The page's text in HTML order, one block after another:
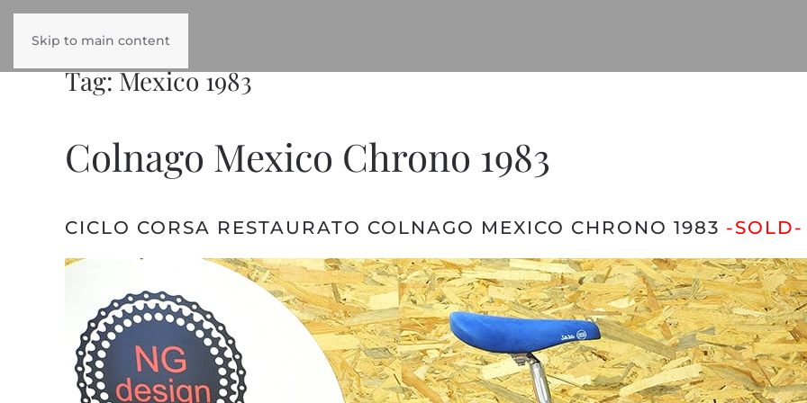
Skip to main content
Tag:Mexico 1983
Colnago Mexico Chrono 1983
CICLO CORSA RESTAURATO COLNAGO MEXICO CHRONO 1983 -SOLD-